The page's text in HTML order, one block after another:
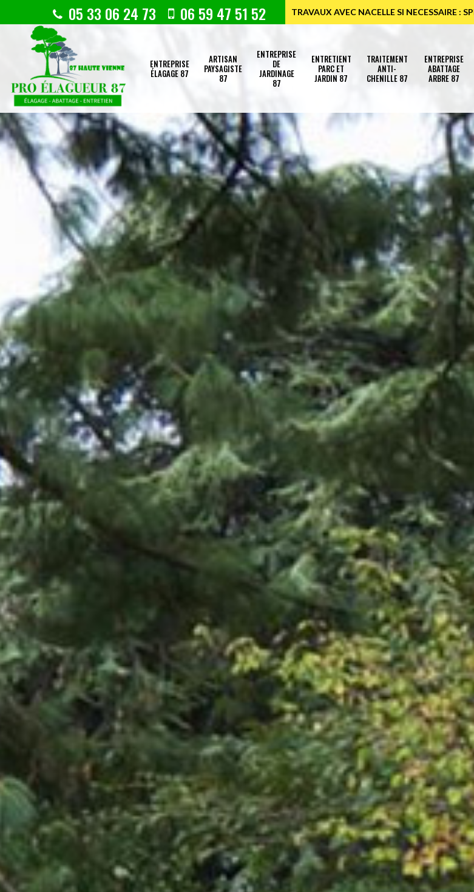
05 33 06 24 73 06 59 47 51 52 TRAVAUX AVEC NACELLE SI NECESSAIRE :
ENTREPRISE
ÉLAGAGE 87
ARTISAN
PAYSAGISTE
87
ENTREPRISE
DE
JARDINAGE
87
ENTRETIENT
PARC ET
JARDIN 87
TRAITEMENT
ANTI-
CHENILLE 87
ENTREPRISE
ABATTAGE
ARBRE 87